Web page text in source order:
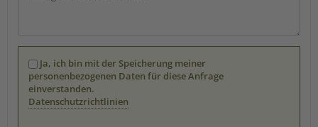
Ja, ich bin mit der Speicherung meiner
personenbezogenen Daten für diese Anfrage
einverstanden.
Datenschutzrichtlinien